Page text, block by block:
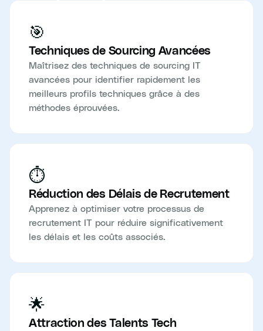
🎯
Techniques de Sourcing Avancées
Maîtrisez des techniques de sourcing IT
avancées pour identifier rapidement les
meilleurs profils techniques grâce à des
méthodes éprouvées.
⏱️
Réduction des Délais de Recrutement
Apprenez à optimiser votre processus de
recrutement IT pour réduire significativement
les délais et les coûts associés.
🌟
Attraction des Talents Tech